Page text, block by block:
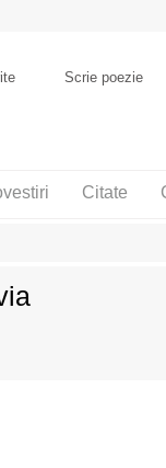
Scrie poezie
Citate